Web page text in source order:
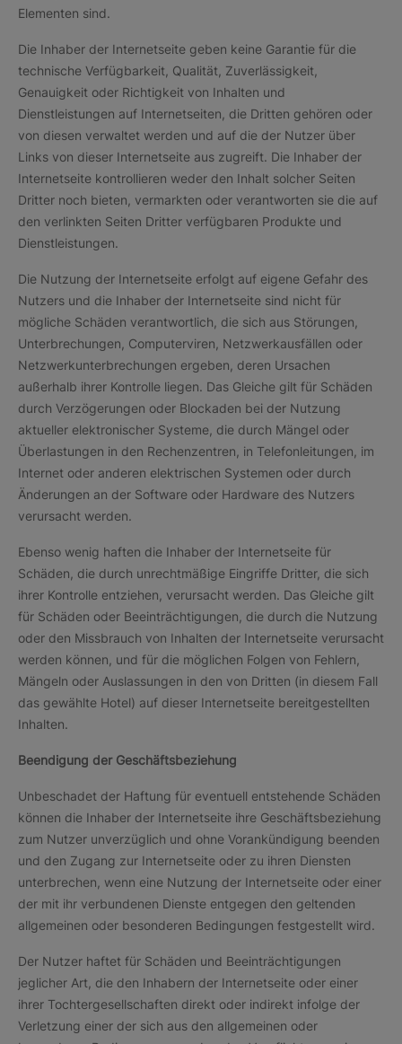
Elementen sind.
Die Inhaber der Internetseite geben keine Garantie für die
technische Verfügbarkeit, Qualität, Zuverlässigkeit,
Genauigkeit oder Richtigkeit von Inhalten und
Dienstleistungen auf Internetseiten, die Dritten gehören oder
von diesen verwaltet werden und auf die der Nutzer über
Links von dieser Internetseite aus zugreift. Die Inhaber der
Internetseite kontrollieren weder den Inhalt solcher Seiten
Dritter noch bieten, vermarkten oder verantworten sie die auf
den verlinkten Seiten Dritter verfügbaren Produkte und
Dienstleistungen.
Die Nutzung der Internetseite erfolgt auf eigene Gefahr des
Nutzers und die Inhaber der Internetseite sind nicht für
mögliche Schäden verantwortlich, die sich aus Störungen,
Unterbrechungen, Computerviren, Netzwerkausfällen oder
Netzwerkunterbrechungen ergeben, deren Ursachen
außerhalb ihrer Kontrolle liegen. Das Gleiche gilt für Schäden
durch Verzögerungen oder Blockaden bei der Nutzung
aktueller elektronischer Systeme, die durch Mängel oder
Überlastungen in den Rechenzentren, in Telefonleitungen, im
Internet oder anderen elektrischen Systemen oder durch
Änderungen an der Software oder Hardware des Nutzers
verursacht werden.
Ebenso wenig haften die Inhaber der Internetseite für
Schäden, die durch unrechtmäßige Eingriffe Dritter, die sich
ihrer Kontrolle entziehen, verursacht werden. Das Gleiche gilt
für Schäden oder Beeinträchtigungen, die durch die Nutzung
oder den Missbrauch von Inhalten der Internetseite verursacht
werden können, und für die möglichen Folgen von Fehlern,
Mängeln oder Auslassungen in den von Dritten (in diesem Fall
das gewählte Hotel) auf dieser Internetseite bereitgestellten
Inhalten.
Beendigung der Geschäftsbeziehung
Unbeschadet der Haftung für eventuell entstehende Schäden
können die Inhaber der Internetseite ihre Geschäftsbeziehung
zum Nutzer unverzüglich und ohne Vorankündigung beenden
und den Zugang zur Internetseite oder zu ihren Diensten
unterbrechen, wenn eine Nutzung der Internetseite oder einer
der mit ihr verbundenen Dienste entgegen den geltenden
allgemeinen oder besonderen Bedingungen festgestellt wird.
Der Nutzer haftet für Schäden und Beeinträchtigungen
jeglicher Art, die den Inhabern der Internetseite oder einer
ihrer Tochtergesellschaften direkt oder indirekt infolge der
Verletzung einer der sich aus den allgemeinen oder